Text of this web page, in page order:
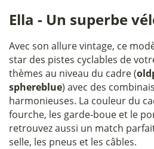
Ella - Un superbe
Avec son allure vintage, ce
star des pistes cyclables de
thèmes au niveau du cadre (
sphereblue) avec des
harmonieuses. La couleur du
fourche, les garde-boue et le
retrouvez aussi un match
selle, les pneus et les câbles.